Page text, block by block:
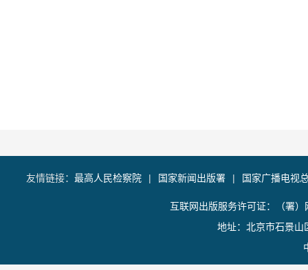
友情链接： 最高人民检察院 | 国家新闻出版署 | 国家广播电视
互联网出版服务许可证：（署
地址：北京市石景